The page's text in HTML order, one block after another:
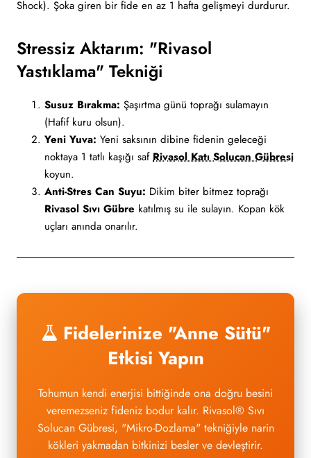
Shock). Şoka giren bir fide en az 1 hafta gelişmeyi durdurur.
Stressiz Aktarım: "Rivasol
Yastıklama" Tekniği
Susuz Bırakma: Şaşırtma günü toprağı sulamayın
(Hafif kuru olsun).
Yeni Yuva: Yeni saksının dibine fidenin geleceği
noktaya 1 tatlı kaşığı safRivasol Katı Solucan Gübresi
koyun.
Anti-Stres Can Suyu: Dikim biter bitmez toprağı
Rivasol Sıvı Gübre katılmış su ile sulayın. Kopan kök
uçları anında onarılır.
Fidelerinize "Anne Sütü"
Etkisi Yapın
Tohumun kendi enerjisi bittiğinde ona doğru besini
veremezseniz fideniz bodur kalır. Rivasol® Sıvı
Solucan Gübresi, "Mikro-Dozlama" tekniğiyle narin
kökleri yakmadan bitkinizi besler ve devleştirir.